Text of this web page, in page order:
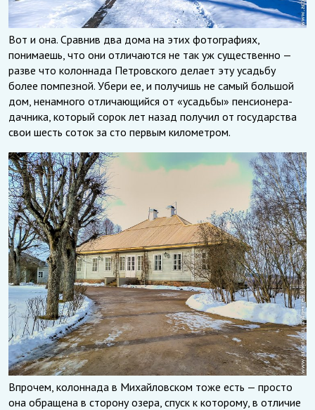
Вот и она. Сравнив два дома на этих фотографиях,
понимаешь, что они отличаются не так уж существенно —
разве что колоннада Петровского делает эту усадьбу
более помпезной. Убери ее, и получишь не самый большой
дом, ненамного отличающийся от «усадьбы» пенсионера-
дачника, который сорок лет назад получил от государства
свои шесть соток за сто первым километром.
Впрочем, колоннада в Михайловском тоже есть — просто
она обращена в сторону озера, спуск к которому, в отличие